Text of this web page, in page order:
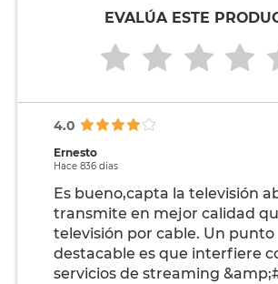
EVALÚA ESTE
4.0
Ernesto
Hace 836 días
Es bueno,capta la televisión
transmite en mejor calidad
televisión por cable. Un punto
destacable es que interfiere
servicios de streaming